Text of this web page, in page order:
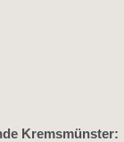
Kremsmünster: